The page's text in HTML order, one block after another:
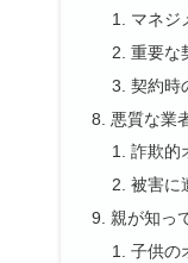
マネジ
重要な
契約時
悪質な業
詐欺的
被害に
親が知っ
子供の